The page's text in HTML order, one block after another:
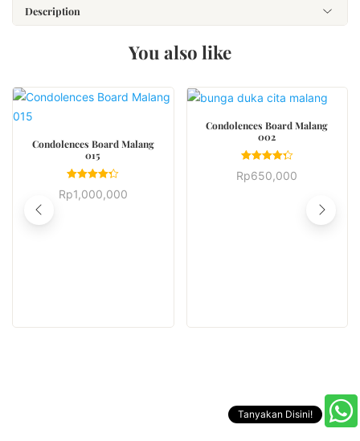
Description
You also like
Condolences Board Malang
015
Rated
4.33
Rp1,000,000
Condolences Board Malang
002
Rated
4.33
Rp650,000
Tanyakan Disini!